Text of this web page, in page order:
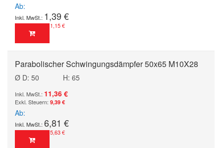
Ab
1,39 €
1,15 €
Parabolischer Schwingungsdämpfer 50x65 M10X28
Ø D: 50
H: 65
11,36 €
9,39 €
Ab
6,81 €
5,63 €